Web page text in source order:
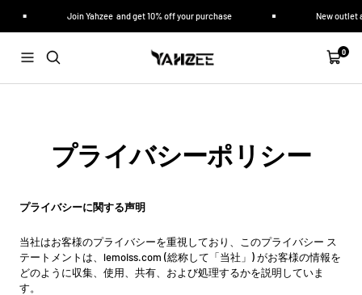
へ
Join Yahzee and get 10% off your purchase New outlet
ナ
ゲ
Yahzee
Jewelry
カ
ト
0
プライバシーポリシー
プライバシーに関する声明
当社はお客様のプライバシーを重視しており、このプライバシー ス
テートメントは、lemoiss.com (総称して「当社」) がお客様の情報を
どのように収集、使用、共有、および処理するかを説明していま
す。